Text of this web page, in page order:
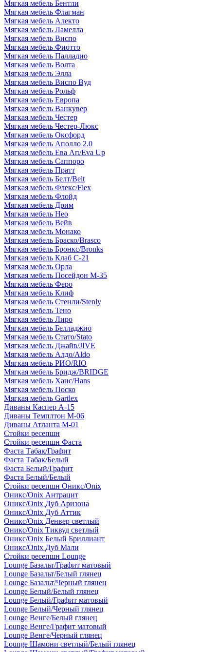
Мягкая мебель Бентли
Мягкая мебель Флагман
Мягкая мебель Алекто
Мягкая мебель Ламелла
Мягкая мебель Виспо
Мягкая мебель Фиотто
Мягкая мебель Палладио
Мягкая мебель Волта
Мягкая мебель Элла
Мягкая мебель Виспо Вуд
Мягкая мебель Рольф
Мягкая мебель Европа
Мягкая мебель Ванкувер
Мягкая мебель Честер
Мягкая мебель Честер-Люкс
Мягкая мебель Оксфорд
Мягкая мебель Аполло 2.0
Мягкая мебель Ева Ап/Eva Up
Мягкая мебель Саппоро
Мягкая мебель Пратт
Мягкая мебель Белт/Belt
Мягкая мебель Флекс/Flex
Мягкая мебель Флойд
Мягкая мебель Дрим
Мягкая мебель Нео
Мягкая мебель Вейв
Мягкая мебель Монако
Мягкая мебель Браско/Brasco
Мягкая мебель Бронкс/Bronks
Мягкая мебель Клаб С-21
Мягкая мебель Орла
Мягкая мебель Посейдон М-35
Мягкая мебель Феро
Мягкая мебель Клиф
Мягкая мебель Стенли/Stenly
Мягкая мебель Тено
Мягкая мебель Лиро
Мягкая мебель Белладжио
Мягкая мебель Стато/Stato
Мягкая мебель Джайв/JIVE
Мягкая мебель Алдо/Aldo
Мягкая мебель РИО/RIO
Мягкая мебель Бридж/BRIDGE
Мягкая мебель Ханс/Hans
Мягкая мебель Поско
Мягкая мебель Gartlex
Диваны Каспер А-15
Диваны Темплтон М-06
Диваны Атланта М-01
Стойки ресепшн
Стойки ресепшн Фаста
Фаста Табак/Графит
Фаста Табак/Белый
Фаста Белый/Графит
Фаста Белый/Белый
Стойки ресепшн Оникс/Onix
Оникс/Onix Антрацит
Оникс/Onix Дуб Аризона
Оникс/Onix Дуб Аттик
Оникс/Onix Денвер светлый
Оникс/Onix Тиквуд светлый
Оникс/Onix Белый Бриллиант
Оникс/Onix Дуб Мали
Стойки ресепшн Lounge
Lounge Базальт/Графит матовый
Lounge Базальт/Белый глянец
Lounge Базальт/Черный глянец
Lounge Белый/Белый глянец
Lounge Белый/Графит матовый
Lounge Белый/Черный глянец
Lounge Венге/Белый глянец
Lounge Венге/Графит матовый
Lounge Венге/Черный глянец
Lounge Шамони светлый/Белый глянец